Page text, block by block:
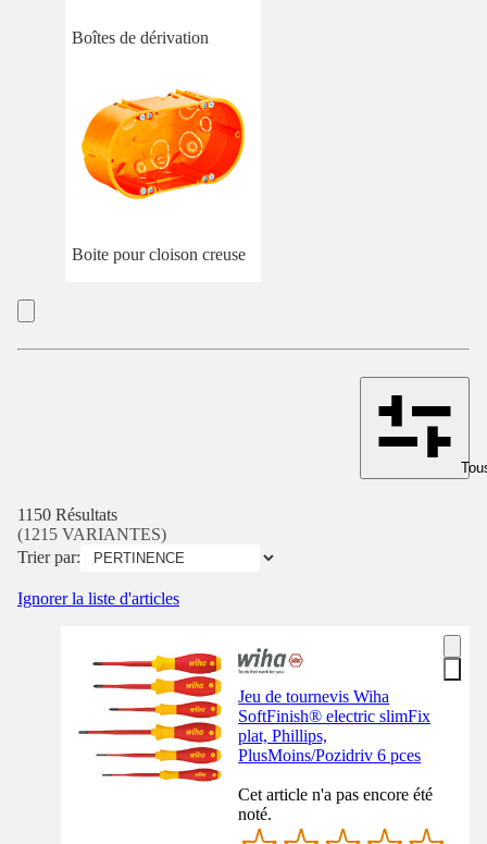
Boîtes de dérivation
Boite pour cloison creuse
1150 Résultats
(1215 VARIANTES)
Trier par:
Ignorer la liste d'articles
Jeu de tournevis Wiha
SoftFinish® electric slimFix
plat, Phillips,
PlusMoins/Pozidriv 6 pces
Cet article n'a pas encore été
noté.